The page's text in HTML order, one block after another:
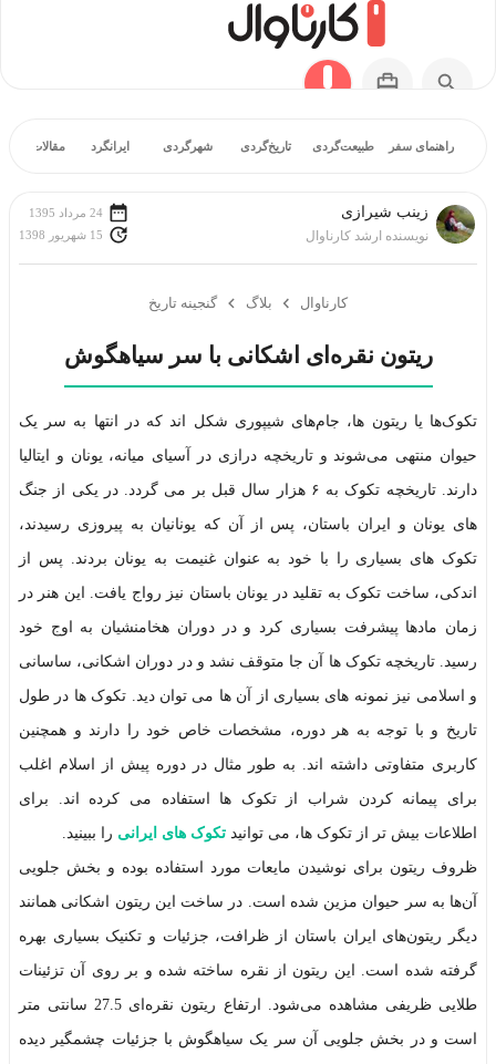
راهنمای سفر طبیعت‌گردی تاریخ‌گردی شهرگردی ایرانگرد مقالات
زينب شيرازی
نویسنده ارشد کارناوال
24 مرداد 1395
15 شهریور 1398
کارناوال بلاگ گنجینه تاریخ
ریتون نقره‌ای اشکانی با سر سیاهگوش
تکوک‌ها یا ریتون ها، جام‌های شیپوری شکل اند که در انتها به سر یک
حیوان منتهی می‌شوند و تاریخچه درازی در آسیای میانه، یونان و ایتالیا
دارند. تاریخچه تکوک به ۶ هزار سال قبل بر می گردد. در یکی از جنگ
های یونان و ایران باستان، پس از آن که یونانیان به پیروزی رسیدند،
تکوک های بسیاری را با خود به عنوان غنیمت به یونان بردند. پس از
اندکی، ساخت تکوک به تقلید در یونان باستان نیز رواج یافت. این هنر در
زمان مادها پیشرفت بسیاری کرد و در دوران هخامنشیان به اوج خود
رسید. تاریخچه تکوک ها آن جا متوقف نشد و در دوران اشکانی، ساسانی
و اسلامی نیز نمونه های بسیاری از آن ها می توان دید. تکوک ها در طول
تاریخ و با توجه به هر دوره، مشخصات خاص خود را دارند و همچنین
کاربری متفاوتی داشته اند. به طور مثال در دوره پیش از اسلام اغلب
برای پیمانه کردن شراب از تکوک ها استفاده می کرده اند. برای
اطلاعات بیش تر از تکوک ها، می توانید تکوک های ایرانی را ببینید.
ظروف ریتون‌ برای نوشیدن مایعات مورد استفاده بوده و بخش جلویی
آن‌ها به سر حیوان مزین شده است. در ساخت این ریتون اشکانی همانند
دیگر ریتون‌های ایران باستان از ظرافت، جزئیات و تکنیک بسیاری بهره‌
گرفته شده است. این ریتون از نقره ساخته شده و بر روی آن تزئینات
طلایی ظریفی مشاهده می‌شود. ارتفاع ریتون نقره‌ای 27.5 سانتی متر
است و در بخش جلویی آن سر یک سیاهگوش با جزئیات چشمگیر دیده